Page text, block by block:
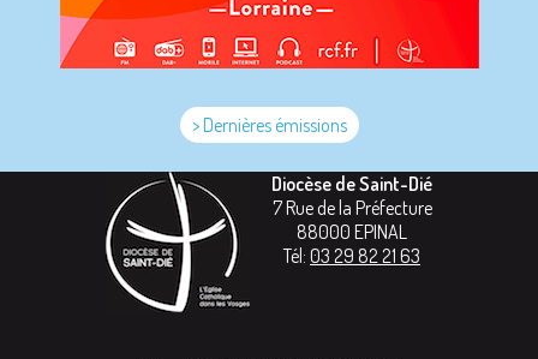
> Dernières émissions
Diocèse de Saint-Dié
7 Rue de la Préfecture
88000 EPINAL
Tél: 03 29 82 21 63